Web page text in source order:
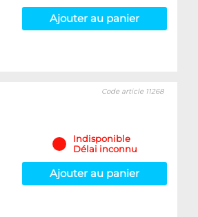
Ajouter au panier
Code article 11268
Indisponible
Délai inconnu
Ajouter au panier